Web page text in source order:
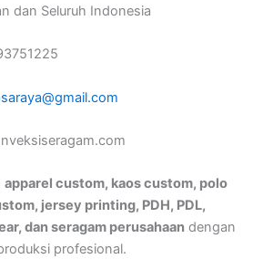
dan Seluruh Indonesia
apparel custom, kaos custom, polo
jersey printing, PDH, PDL,
dan seragam perusahaan dengan
profesional.